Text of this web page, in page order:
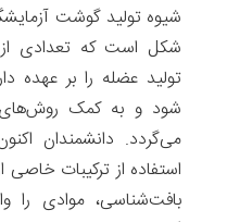
شیوه تولید گوشت
شکل است که تعدادی از
تولید عضله را بر عهده
شود و به کمک روش‌های
می‌گردد. دانشمندان
استفاده از ترکیبات
بافت‌شناسی، موادی را